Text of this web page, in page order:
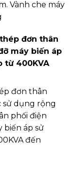
Vành che máy
đơn thân
máy biến áp
từ 400KVA
đơn thân
sử dụng rộng
phối điện
biến áp sử
đến